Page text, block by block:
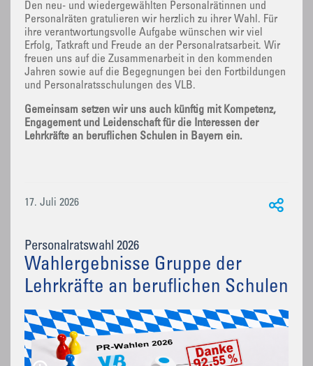
Den neu- und wiedergewählten Personalrätinnen und
Personalräten gratulieren wir herzlich zu ihrer Wahl. Für
ihre verantwortungsvolle Aufgabe wünschen wir viel
Erfolg, Tatkraft und Freude an der Personalratsarbeit. Wir
freuen uns auf die Zusammenarbeit in den kommenden
Jahren sowie auf die Begegnungen bei den Fortbildungen
und Personalratsschulungen des VLB.
Gemeinsam setzen wir uns auch künftig mit Kompetenz,
Engagement und Leidenschaft für die Interessen der
Lehrkräfte an beruflichen Schulen in Bayern ein.
17. Juli 2026
Personalratswahl 2026
Wahlergebnisse Gruppe der
Lehrkräfte an beruflichen Schulen